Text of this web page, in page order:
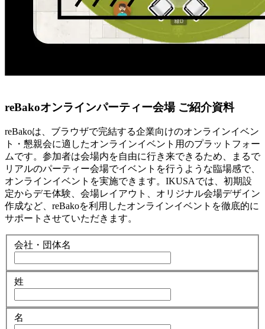
reBakoオンラインパーティー会場 ご紹介資料
reBakoは、ブラウザで完結する企業向けのオンラインイベン
ト・懇親会に適したオンラインイベント用のプラットフォー
ムです。参加者は会場内を自由に行き来できるため、まるで
リアルのパーティー会場でイベントを行うような臨場感で、
オンラインイベントを実施できます。IKUSAでは、初期設
定からデモ体験、会場レイアウト、オリジナル会場デザイン
作成など、reBakoを利用したオンラインイベントを徹底的に
サポートさせていただきます。
会社・団体名
姓
名